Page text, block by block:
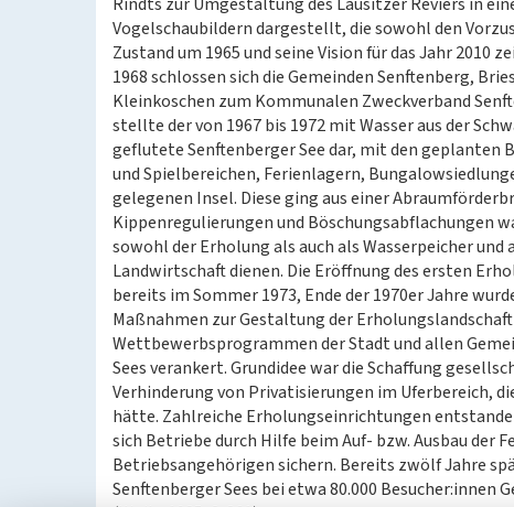
Vogelschaubildern dargestellt, die sowohl den
Zustand um 1965 und seine Vision für das Jahr 2010
1968 schlossen sich die Gemeinden Senftenberg,
Kleinkoschen zum Kommunalen Zweckverband
stellte der von 1967 bis 1972 mit Wasser aus der
geflutete Senftenberger See dar, mit den geplanten
und Spielbereichen, Ferienlagern,
gelegenen Insel. Diese ging aus einer
Kippenregulierungen und Böschungsabflachungen
sowohl der Erholung als auch als Wasserpeicher
Landwirtschaft dienen. Die Eröffnung des ersten
bereits im Sommer 1973, Ende der 1970er Jahre
Maßnahmen zur Gestaltung der
Wettbewerbsprogrammen der Stadt und allen
Sees verankert. Grundidee war die Schaffung
Verhinderung von Privatisierungen im Uferbereich,
hätte. Zahlreiche Erholungseinrichtungen
sich Betriebe durch Hilfe beim Auf- bzw. Ausbau der
Betriebsangehörigen sichern. Bereits zwölf Jahre
Senftenberger Sees bei etwa 80.000 Besucher:innen